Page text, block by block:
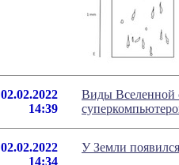
02.02.2022
14:39
Виды Вселенной
02.02.2022
14:34
У Земли